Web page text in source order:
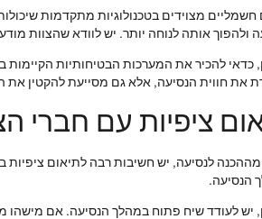
חשמליים מצוידים בטכנולוגיות מתקדמות
ולהפוך אותה לנוחה יותר. יש לוודא שהצוות
כדאי להכיר את המערכות הבטיחותיות
את חווית הנסיעה, אלא גם מסייעת להקטין את
ציפיות עם חברי
לנסיעה, יש חשיבות רבה לתיאום ציפיות
הנסיעה.
יש לעודד שיח פתוח במהלך הנסיעה. אם מישהו